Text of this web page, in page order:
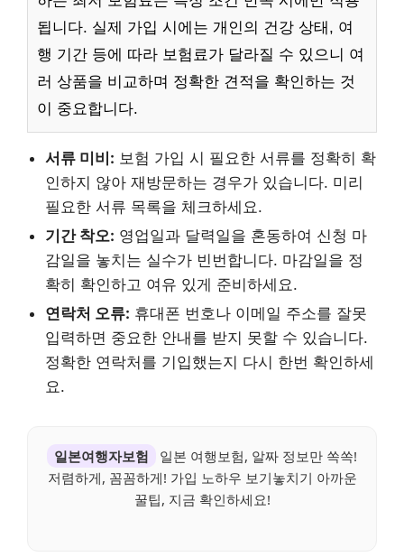
됩니다. 실제 가입 시에는 개인의 건강 상태, 여
행 기간 등에 따라 보험료가 달라질 수 있으니 여
러 상품을 비교하며 정확한 견적을 확인하는 것
이 중요합니다.
서류 미비: 보험 가입 시 필요한 서류를 정확히 확
인하지 않아 재방문하는 경우가 있습니다. 미리
필요한 서류 목록을 체크하세요.
기간 착오: 영업일과 달력일을 혼동하여 신청 마
감일을 놓치는 실수가 빈번합니다. 마감일을 정
확히 확인하고 여유 있게 준비하세요.
연락처 오류: 휴대폰 번호나 이메일 주소를 잘못
입력하면 중요한 안내를 받지 못할 수 있습니다.
정확한 연락처를 기입했는지 다시 한번 확인하세
요.
일본여행자보험
일본 여행보험, 알짜 정보만 쏙쏙!
저렴하게, 꼼꼼하게! 가입 노하우 보기놓치기 아까운
꿀팁, 지금 확인하세요!